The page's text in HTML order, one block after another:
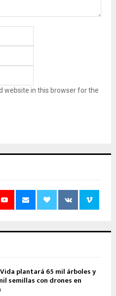
website in this browser for the
plantará 65 mil árboles y
semillas con drones en